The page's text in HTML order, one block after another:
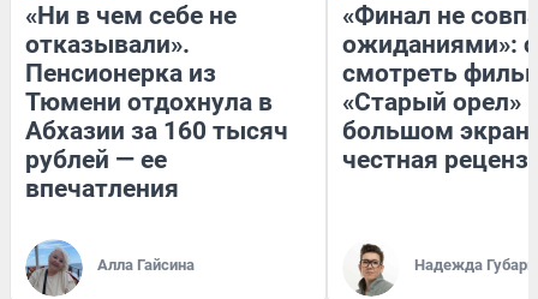
«Ни в чем себе не
отказывали».
Пенсионерка из
Тюмени отдохнула в
Абхазии за 160 тысяч
рублей — ее
впечатления
Алла Гайсина
«Финал не
ожиданиями»:
смотреть
«Старый орел»
большом
честная
Надежда Губарь